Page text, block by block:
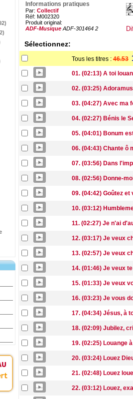
Informations pratiques
Par: Collectif
Réf: M002320
Produit original:
ADF-Musique ADF-301464 2
Sélectionnez:
Tous les titres : 46.53
01. (02:13) A toi
02. (03:25)
03. (04:27) Avec ma
04. (02:27) Bénis le
05. (04:01) Bonum
06. (04:43) Chante ô
07. (03:56) Dans
08. (02:56) Donne-
09. (04:42) Goûtez et
10. (03:12)
11. (02:27) Je n'ai
12. (03:17) Je veux
13. (02:57) Je veux
14. (01:46) Je veux
15. (01:33) Je veux
16. (03:23) Je vous
17. (04:34) Jésus, à
18. (02:09) Jubilez,
19. (02:25) Louange
20. (03:24) Louez
21. (02:48) Louez
22. (03:12) Louez,